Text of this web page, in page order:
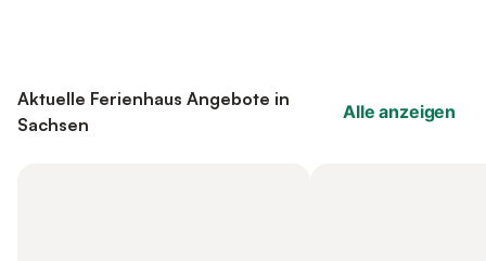
Aktuelle Ferienhaus Angebote in
Sachsen
Alle anzeigen